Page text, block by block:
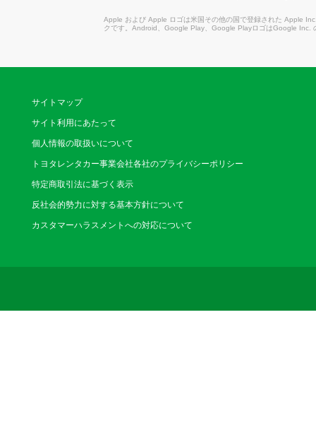
Apple および Apple ロゴは米国その他の国で登録された Apple
クです。Android、Google Play、Google PlayロゴはGoogle Inc.
サイトマップ
サイト利用にあたって
個人情報の取扱いについて
トヨタレンタカー事業会社各社のプライバシーポリシー
特定商取引法に基づく表示
反社会的勢力に対する基本方針について
カスタマーハラスメントへの対応について